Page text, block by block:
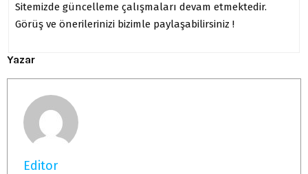
Sitemizde güncelleme çalışmaları devam etmektedir.
Görüş ve önerilerinizi bizimle paylaşabilirsiniz !
Yazar
Editor